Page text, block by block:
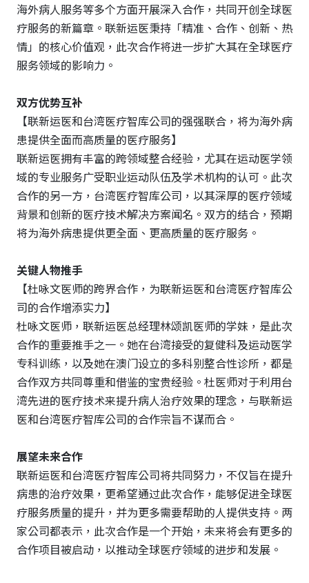
海外病人服务等多个方面开展深入合作，共同开创全球医
疗服务的新篇章。联新运医秉持「精准、合作、创新、热
情」的核心价值观，此次合作将进一步扩大其在全球医疗
服务领域的影响力。
双方优势互补
【联新运医和台湾医疗智库公司的强强联合，将为海外病
患提供全面而高质量的医疗服务】
联新运医拥有丰富的跨领域整合经验，尤其在运动医学领
域的专业服务广受职业运动队伍及学术机构的认可。此次
合作的另一方，台湾医疗智库公司，以其深厚的医疗领域
背景和创新的医疗技术解决方案闻名。双方的结合，预期
将为海外病患提供更全面、更高质量的医疗服务。
关键人物推手
【杜咏文医师的跨界合作，为联新运医和台湾医疗智库公
司的合作增添实力】
杜咏文医师，联新运医总经理林颂凯医师的学妹，是此次
合作的重要推手之一。她在台湾接受的复健科及运动医学
专科训练，以及她在澳门设立的多科别整合性诊所，都是
合作双方共同尊重和借鉴的宝贵经验。杜医师对于利用台
湾先进的医疗技术来提升病人治疗效果的理念，与联新运
医和台湾医疗智库公司的合作宗旨不谋而合。
展望未来合作
联新运医和台湾医疗智库公司将共同努力，不仅旨在提升
病患的治疗效果，更希望通过此次合作，能够促进全球医
疗服务质量的提升，并为更多需要帮助的人提供支持。两
家公司都表示，此次合作是一个开始，未来将会有更多的
合作项目被启动，以推动全球医疗领域的进步和发展。